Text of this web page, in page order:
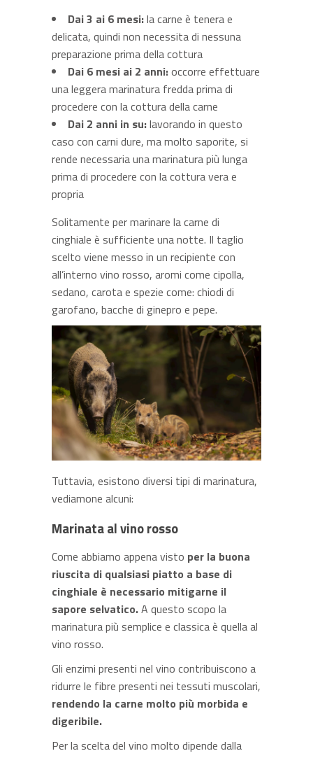
Dai 3 ai 6 mesi:la carne è tenera e
delicata, quindi non necessita di nessuna
preparazione prima della cottura
Dai 6 mesi ai 2 anni:occorre effettuare
una leggera marinatura fredda prima di
procedere con la cottura della carne
Dai 2 anni in su:lavorando in questo
caso con carni dure, ma molto saporite, si
rende necessaria una marinatura più lunga
prima di procedere con la cottura vera e
propria
Solitamente per marinare la carne di
cinghiale è sufficiente una notte. Il taglio
scelto viene messo in un recipiente con
all’interno vino rosso, aromi come cipolla,
sedano, carota e spezie come: chiodi di
garofano, bacche di ginepro e pepe.
Tuttavia, esistono diversi tipi di marinatura,
vediamone alcuni:
Marinata al vino rosso
Come abbiamo appena visto per la buona
riuscita di qualsiasi piatto a base di
cinghiale è necessario mitigarne il
sapore selvatico.A questo scopo la
marinatura più semplice e classica è quella al
vino rosso.
Gli enzimi presenti nel vino contribuiscono a
ridurre le fibre presenti nei tessuti muscolari,
rendendo la carne molto più morbida e
digeribile.
Per la scelta del vino molto dipende dalla